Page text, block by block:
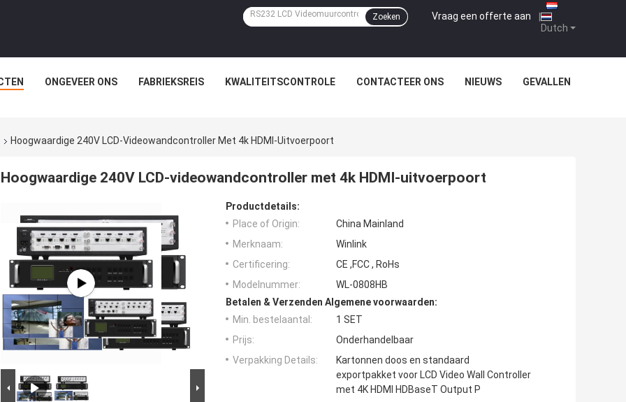
Dutch
Vraag een offerte aan |
Zoeken
ONGEVEER ONS FABRIEKSREIS KWALITEITSCONTROLE CONTACTEER ONS NIEUWS GEVALLEN
Hoogwaardige 240V LCD-Videowandcontroller Met 4k HDMI-Uitvoerpoort
Hoogwaardige 240V LCD-videowandcontroller met 4k HDMI-uitvoerpoort
Productdetails:
Place of Origin:
China Mainland
Merknaam:
Winlink
Certificering:
CE ,FCC , RoHs
Modelnummer:
WL-0808HB
Betalen & Verzenden Algemene voorwaarden:
Min. bestelaantal:
1 SET
Prijs:
Onderhandelbaar
Verpakking Details:
Kartonnen doos en standaard
exportpakket voor LCD Video Wall Controller
met 4K HDMI HDBaseT Output P